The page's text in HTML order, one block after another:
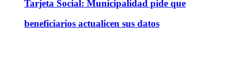
Tarjeta Social: Municipalidad pide que
beneficiarios actualicen sus datos